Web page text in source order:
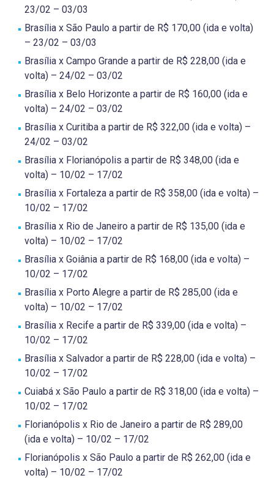
23/02 – 03/03
Brasília x São Paulo a partir de R$ 170,00 (ida e volta)
– 23/02 – 03/03
Brasília x Campo Grande a partir de R$ 228,00 (ida e
volta) – 24/02 – 03/02
Brasília x Belo Horizonte a partir de R$ 160,00 (ida e
volta) – 24/02 – 03/02
Brasília x Curitiba a partir de R$ 322,00 (ida e volta) –
24/02 – 03/02
Brasília x Florianópolis a partir de R$ 348,00 (ida e
volta) – 10/02 – 17/02
Brasília x Fortaleza a partir de R$ 358,00 (ida e volta) –
10/02 – 17/02
Brasília x Rio de Janeiro a partir de R$ 135,00 (ida e
volta) – 10/02 – 17/02
Brasília x Goiânia a partir de R$ 168,00 (ida e volta) –
10/02 – 17/02
Brasília x Porto Alegre a partir de R$ 285,00 (ida e
volta) – 10/02 – 17/02
Brasília x Recife a partir de R$ 339,00 (ida e volta) –
10/02 – 17/02
Brasília x Salvador a partir de R$ 228,00 (ida e volta) –
10/02 – 17/02
Cuiabá x São Paulo a partir de R$ 318,00 (ida e volta) –
10/02 – 17/02
Florianópolis x Rio de Janeiro a partir de R$ 289,00
(ida e volta) – 10/02 – 17/02
Florianópolis x São Paulo a partir de R$ 262,00 (ida e
volta) – 10/02 – 17/02